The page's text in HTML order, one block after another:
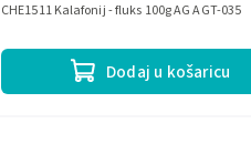
Dodaj u košaricu
CHE1511 Kalafonij - fluks 100g AG AGT-035